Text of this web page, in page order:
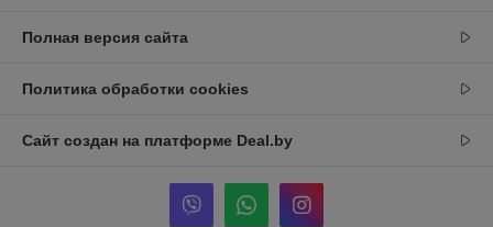
Полная версия сайта
Политика обработки cookies
Сайт создан на платформе Deal.by